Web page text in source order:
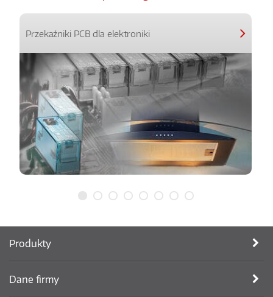
Przekaźniki PCB dla elektroniki
Produkty
Dane firmy